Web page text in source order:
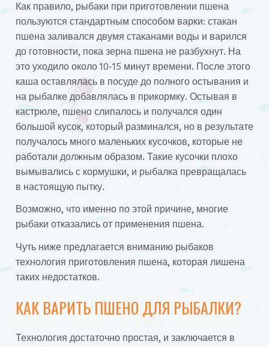
Как правило, рыбаки при приготовлении пшена
пользуются стандартным способом варки: стакан
пшена заливался двумя стаканами воды и варился
до готовности, пока зерна пшена не разбухнут. На
это уходило около 10-15 минут времени. После этого
каша оставлялась в посуде до полного остывания и
на рыбалке добавлялась в прикормку. Остывая в
кастрюле, пшено слипалось и получался один
большой кусок, который разминался, но в результате
получалось много маленьких кусочков, которые не
работали должным образом. Такие кусочки плохо
вымывались с кормушки, и рыбалка превращалась
в настоящую пытку.
Возможно, что именно по этой причине, многие
рыбаки отказались от применения пшена.
Чуть ниже предлагается вниманию рыбаков
технология приготовления пшена, которая лишена
таких недостатков.
КАК ВАРИТЬ ПШЕНО ДЛЯ РЫБАЛКИ?
Технология достаточно простая, и заключается в